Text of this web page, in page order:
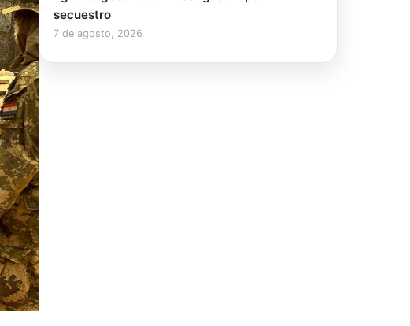
secuestro
7 de agosto, 2026